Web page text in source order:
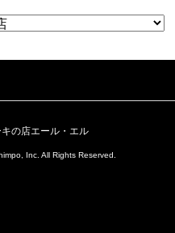
Inc. All Rights Reserved.